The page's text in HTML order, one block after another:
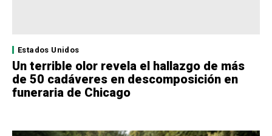
Estados Unidos
Un terrible olor revela el hallazgo de más
de 50 cadáveres en descomposición en
funeraria de Chicago